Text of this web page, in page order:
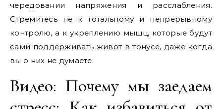
чередовании напряжения и расслабления.
Стремитесь не к тотальному и непрерывному
контролю, а к укреплению мышц, которые будут
сами поддерживать живот в тонусе, даже когда
вы о них не думаете.
Видео: Почему мы заедаем